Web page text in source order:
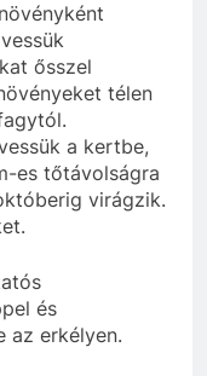
ősszel
télen
a kertbe,
es tőtávolságra
virágzik.
és
az erkélyen.